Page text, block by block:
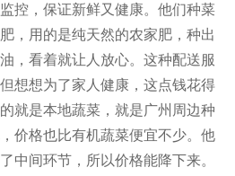
控，保证新鲜又健康。他们种菜
，用的是纯天然的农家肥，种出
，看着就让人放心。这种配送服
想想为了家人健康，这点钱花得
就是本地蔬菜，就是广州周边种
价格也比有机蔬菜便宜不少。他
中间环节，所以价格能降下来。